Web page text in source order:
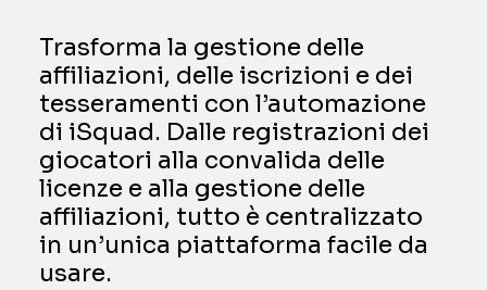
Trasforma la gestione delle
affiliazioni, delle iscrizioni e dei
tesseramenti con l’automazione
di iSquad. Dalle registrazioni dei
giocatori alla convalida delle
licenze e alla gestione delle
affiliazioni, tutto è centralizzato
in un’unica piattaforma facile da
usare.